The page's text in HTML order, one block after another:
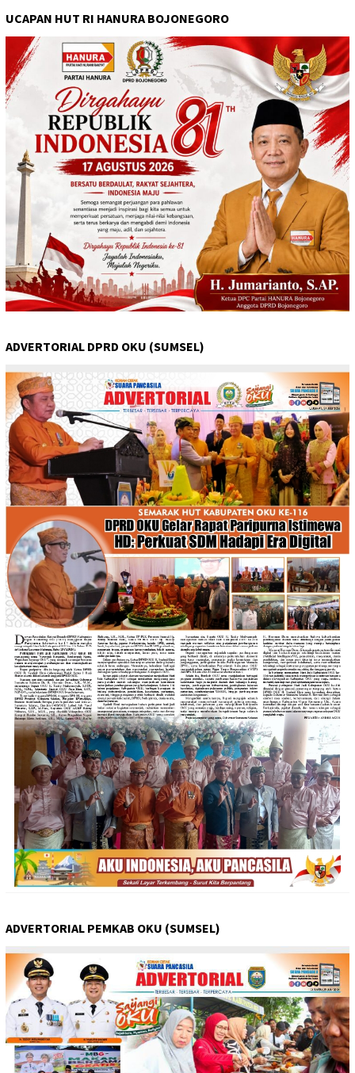
UCAPAN HUT RI HANURA BOJONEGORO
ADVERTORIAL DPRD OKU (SUMSEL)
ADVERTORIAL PEMKAB OKU (SUMSEL)